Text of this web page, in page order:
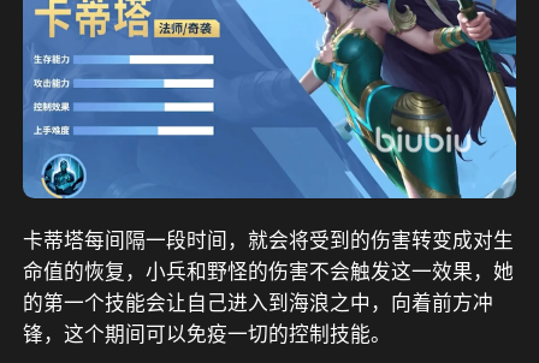
卡蒂塔每间隔一段时间，就会将受到的伤害转变成对生
命值的恢复，小兵和野怪的伤害不会触发这一效果，她
的第一个技能会让自己进入到海浪之中，向着前方冲
锋，这个期间可以免疫一切的控制技能。